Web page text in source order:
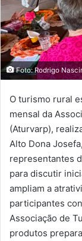
Foto: Rodrigo
O turismo rural
mensal da
(Aturvarp),
Alto Dona
representantes
para discutir
ampliam a
participantes
Associação de
produtos